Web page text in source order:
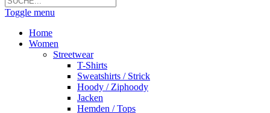
Toggle menu
Home
Women
Streetwear
T-Shirts
Sweatshirts / Strick
Hoody / Ziphoody
Jacken
Hemden / Tops